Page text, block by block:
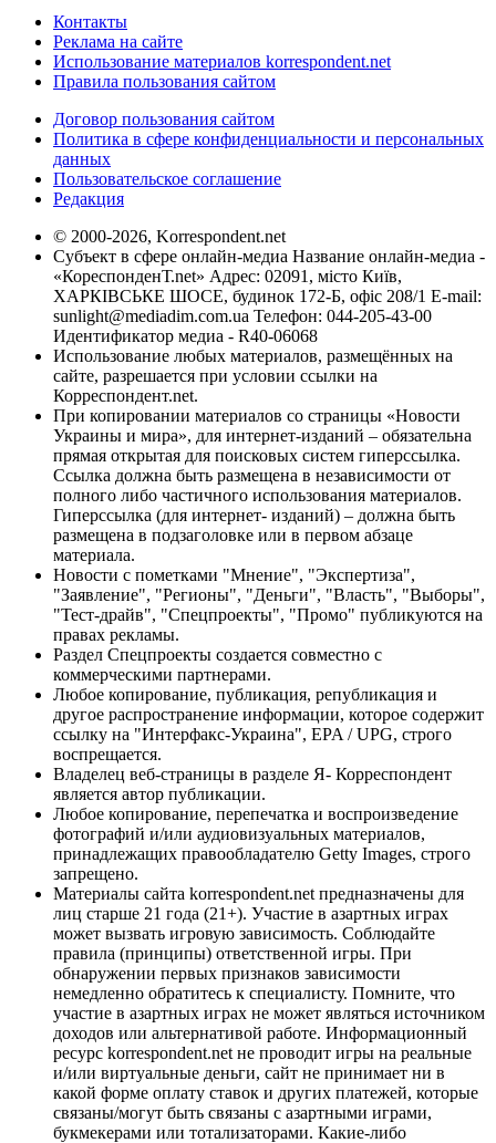
Контакты
Реклама на сайте
Использование материалов korrespondent.net
Правила пользования сайтом
Договор пользования сайтом
Политика в сфере конфиденциальности и персональных
данных
Пользовательское соглашение
Редакция
© 2000-2026, Korrespondent.net
Субъект в сфере онлайн-медиа Название онлайн-медиа -
«КореспонденТ.net» Адрес: 02091, місто Київ,
ХАРКІВСЬКЕ ШОСЕ, будинок 172-Б, офіс 208/1 E-mail:
sunlight@mediadim.com.ua Телефон: 044-205-43-00
Идентификатор медиа - R40-06068
Использование любых материалов, размещённых на
сайте, разрешается при условии ссылки на
Корреспондент.net.
При копировании материалов со страницы «Новости
Украины и мира», для интернет-изданий – обязательна
прямая открытая для поисковых систем гиперссылка.
Ссылка должна быть размещена в независимости от
полного либо частичного использования материалов.
Гиперссылка (для интернет- изданий) – должна быть
размещена в подзаголовке или в первом абзаце
материала.
Новости с пометками "Мнение", "Экспертиза",
"Заявление", "Регионы", "Деньги", "Власть", "Выборы",
"Тест-драйв", "Спецпроекты", "Промо" публикуются на
правах рекламы.
Раздел Спецпроекты создается совместно с
коммерческими партнерами.
Любое копирование, публикация, републикация и
другое распространение информации, которое содержит
ссылку на "Интерфакс-Украина", EPA / UPG, строго
воспрещается.
Владелец веб-страницы в разделе Я- Корреспондент
является автор публикации.
Любое копирование, перепечатка и воспроизведение
фотографий и/или аудиовизуальных материалов,
принадлежащих правообладателю Getty Images, строго
запрещено.
Материалы сайта korrespondent.net предназначены для
лиц старше 21 года (21+). Участие в азартных играх
может вызвать игровую зависимость. Соблюдайте
правила (принципы) ответственной игры. При
обнаружении первых признаков зависимости
немедленно обратитесь к специалисту. Помните, что
участие в азартных играх не может являться источником
доходов или альтернативой работе. Информационный
ресурс korrespondent.net не проводит игры на реальные
и/или виртуальные деньги, сайт не принимает ни в
какой форме оплату ставок и других платежей, которые
связаны/могут быть связаны с азартными играми,
букмекерами или тотализаторами. Какие-либо